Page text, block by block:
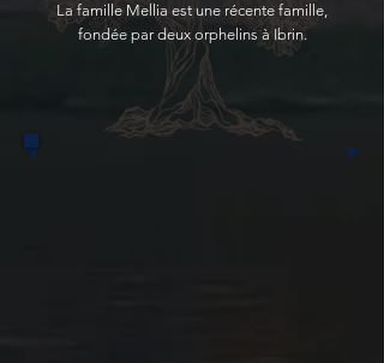
La famille Mellia est une récente famille,
fondée par deux orphelins à Ibrin.